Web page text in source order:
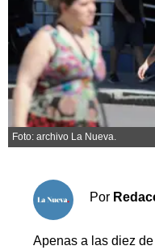
Sociedad y tiempo
libre
El tiempo
Cartón Lleno
Clasificados
Horóscopo
Suplementos
Foto: archivo La Nueva.
Por
Apenas a las diez